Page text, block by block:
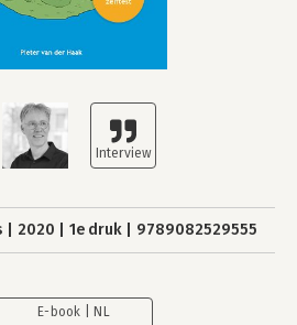
2020 1e druk 9789082529555
E-book | NL